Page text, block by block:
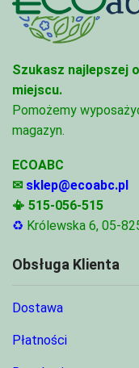
Szukasz najlepszej
miejscu.
Pomożemy
magazyn.
ECOABC
✉ sklep@ecoabc.pl
📳 515-056-515
♻ Królewska 6, 05-
Obsługa Klienta
Dostawa
Płatności